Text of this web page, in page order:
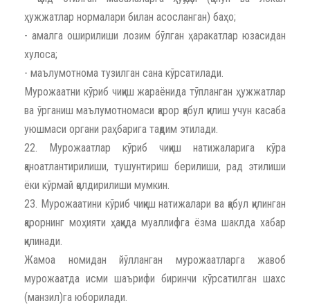
ҳужжатлар нормалари билан асосланган) баҳо;
- амалга оширилиши лозим бўлган ҳаракатлар юзасидан
хулоса;
- маълумотнома тузилган сана кўрсатилади.
Мурожаатни кўриб чиқиш жараёнида тўпланган ҳужжатлар
ва ўрганиш маълумотномаси қарор қабул қилиш учун касаба
уюшмаси органи раҳбарига тақдим этилади.
22. Мурожаатлар кўриб чиқиш натижаларига кўра
қаноатлантирилиши, тушунтириш берилиши, рад этилиши
ёки кўрмай қолдирилиши мумкин.
23. Мурожаатини кўриб чиқиш натижалари ва қабул қилинган
қарорнинг моҳияти ҳақида муаллифга ёзма шаклда хабар
қилинади.
Жамоа номидан йўлланган мурожаатларга жавоб
мурожаатда исми шаърифи биринчи кўрсатилган шахс
(манзил)га юборилади.